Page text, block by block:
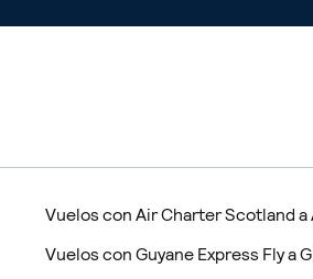
Vuelos con Air Charter Scotland a
Vuelos con Guyane Express Fly a